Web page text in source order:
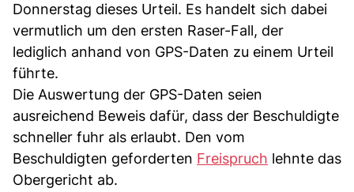
Donnerstag dieses Urteil. Es handelt sich dabei
vermutlich um den ersten Raser-Fall, der
lediglich anhand von GPS-Daten zu einem Urteil
führte.
Die Auswertung der GPS-Daten seien
ausreichend Beweis dafür, dass der Beschuldigte
schneller fuhr als erlaubt. Den vom
Beschuldigten geforderten Freispruch lehnte das
Obergericht ab.